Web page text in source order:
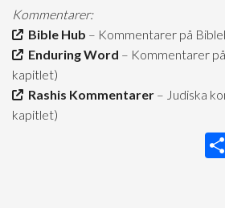
Kommentarer:
Bible Hub – Kommentarer på
Enduring Word – Kommentarer
kapitlet)
Rashis Kommentarer – Judiska
kapitlet)